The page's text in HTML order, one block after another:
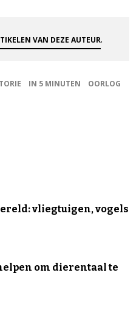
VAN DEZE AUTEUR.
IN 5 MINUTEN
OORLOG
vliegtuigen, vogels
om dierentaal te